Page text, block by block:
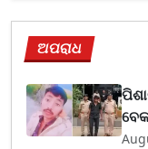
ଅପରାଧ